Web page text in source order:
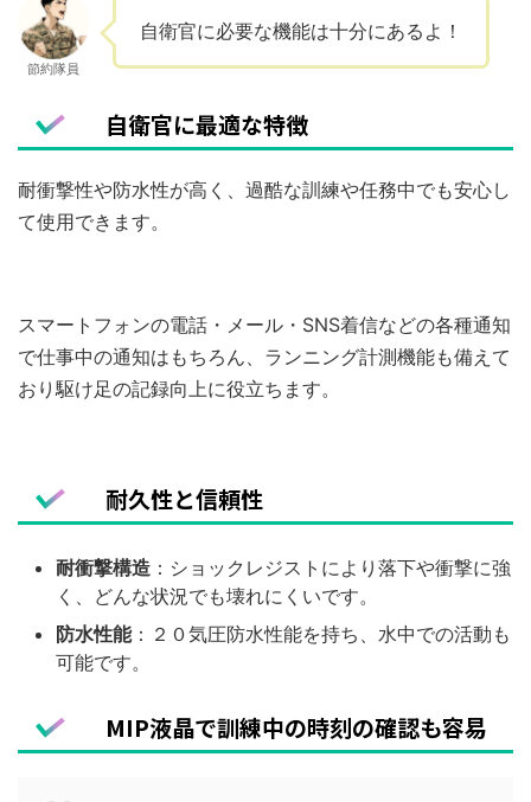
節約隊員
自衛官に必要な機能は十分にあるよ！
自衛官に最適な特徴
耐衝撃性や防水性が高く、過酷な訓練や任務中でも安心し
て使用できます。
スマートフォンの電話・メール・SNS着信などの各種通知
で仕事中の通知はもちろん、ランニング計測機能も備えて
おり駆け足の記録向上に役立ちます。
耐久性と信頼性
耐衝撃構造 ：ショックレジストにより落下や衝撃に強
く、どんな状況でも壊れにくいです。
防水性能：２０気圧防水性能を持ち、水中での活動も
可能です。
MIP液晶で訓練中の時刻の確認も容易